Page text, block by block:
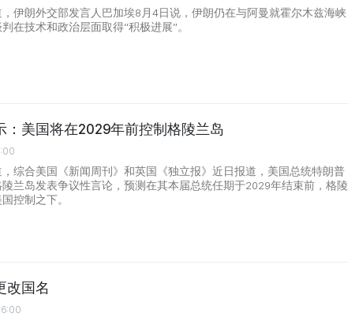
伊朗外交部发言人巴加埃8月4日说，伊朗仍在与阿曼就霍尔木兹海峡
在技术和政治层面取得“积极进展”。
：美国将在2029年前控制格陵兰岛
综合美国《新闻周刊》和英国《独立报》近日报道，美国总统特朗普
陵兰岛发表争议性言论，预测在其本届总统任期于2029年结束前，格陵
控制之下。
改国名